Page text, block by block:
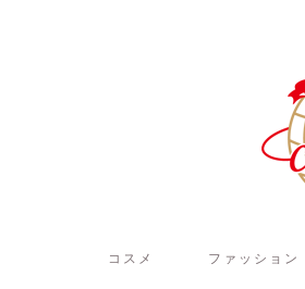
コスメ ファッション